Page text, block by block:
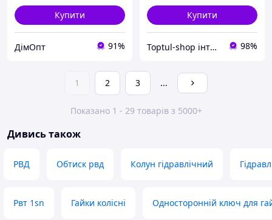
Купити
ДімОпт 91%
Купити
Toptul-shop інтернет магазин 98%
1 2 3 ...
Показано 1 - 29 товарів з 5000+
Дивись також
РВД Обтиск рвд Колун гідравлічний
Рвт 1sn Гайки колісні Односторонній ключ для